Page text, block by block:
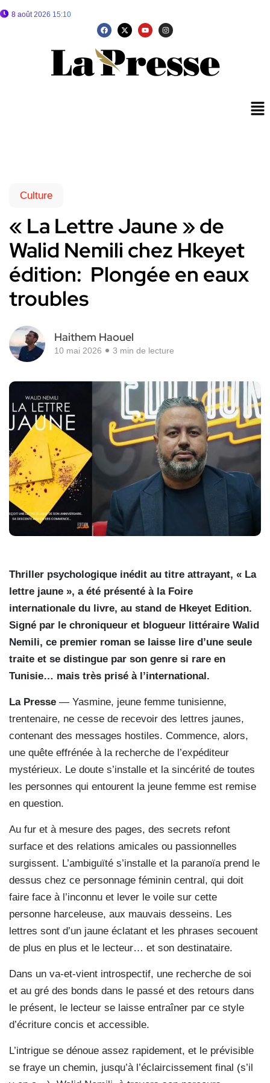
8 août 2026 15:10
Culture
« La Lettre Jaune » de
Walid Nemili chez Hkeyet
édition: Plongée en eaux
troubles
Haithem Haouel
10 mai 2026 3 min de lecture
Thriller psychologique inédit au titre attrayant, « La
lettre jaune », a été présenté à la Foire
internationale du livre, au stand de Hkeyet Edition.
Signé par le chroniqueur et blogueur littéraire Walid
Nemili, ce premier roman se laisse lire d’une seule
traite et se distingue par son genre si rare en
Tunisie… mais très prisé à l’international.
La Presse — Yasmine, jeune femme tunisienne,
trentenaire, ne cesse de recevoir des lettres jaunes,
contenant des messages hostiles. Commence, alors,
une quête effrénée à la recherche de l’expéditeur
mystérieux. Le doute s’installe et la sincérité de toutes
les personnes qui entourent la jeune femme est remise
en question.
Au fur et à mesure des pages, des secrets refont
surface et des relations amicales ou passionnelles
surgissent. L’ambiguïté s’installe et la paranoïa prend le
dessus chez ce personnage féminin central, qui doit
faire face à l’inconnu et lever le voile sur cette
personne harceleuse, aux mauvais desseins. Les
lettres sont d’un jaune éclatant et les phrases secouent
de plus en plus et le lecteur… et son destinataire.
Dans un va-et-vient introspectif, une recherche de soi
et au gré des bonds dans le passé et des retours dans
le présent, le lecteur se laisse entraîner par ce style
d’écriture concis et accessible.
L’intrigue se dénoue assez rapidement, et le prévisible
se fraye un chemin, jusqu’à l’éclaircissement final (s’il